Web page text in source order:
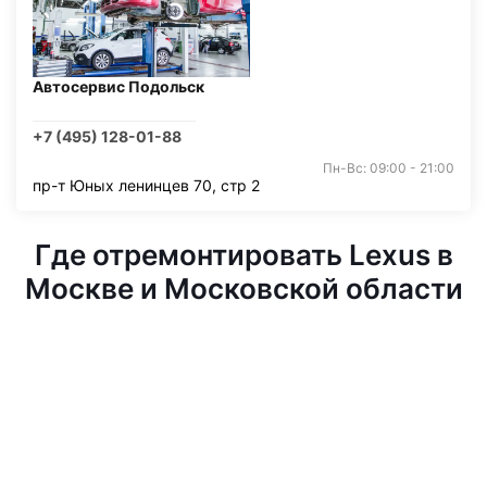
Автосервис Подольск
+7 (495) 128-01-88
Пн-Вс: 09:00 - 21:00
пр-т Юных ленинцев 70, стр 2
Где отремонтировать Lexus в
Москве и Московской области